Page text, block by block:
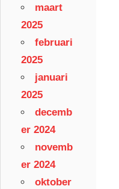
maart
2025
februari
2025
januari
2025
decemb
er 2024
novemb
er 2024
oktober